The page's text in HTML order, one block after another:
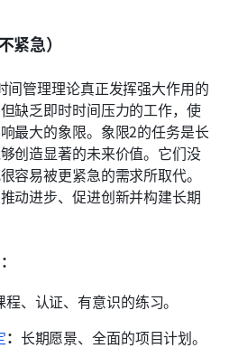
紧急）
间管理理论真正发挥强大作用的
缺乏即时时间压力的工作，使
最大的象限。象限2的任务是长
创造显著的未来价值。它们没
容易被更紧急的需求所取代。
动进步、促进创新并构建长期
程、认证、有意识的练习。
： 长期愿景、全面的项目计划。